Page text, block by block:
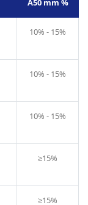
10% - 15%
10% - 15%
10% - 15%
≥15%
≥15%